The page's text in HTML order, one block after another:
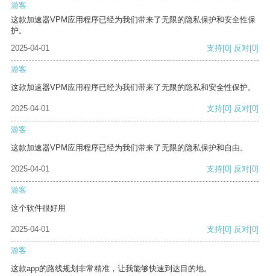
游客
这款加速器VPM应用程序已经为我们带来了无限的隐私保护和安全性保
护。
2025-04-01
支持[0] 反对[0]
游客
这款加速器VPM应用程序已经为我们带来了无限的隐私和安全性保护。
2025-04-01 支持[0] 反对[0]
游客
这款加速器VPM应用程序已经为我们带来了无限的隐私保护和自由。
2025-04-01 支持[0] 反对[0]
游客
这个软件很好用
2025-04-01 支持[0] 反对[0]
游客
这款app的路线规划非常精准，让我能够快速到达目的地。